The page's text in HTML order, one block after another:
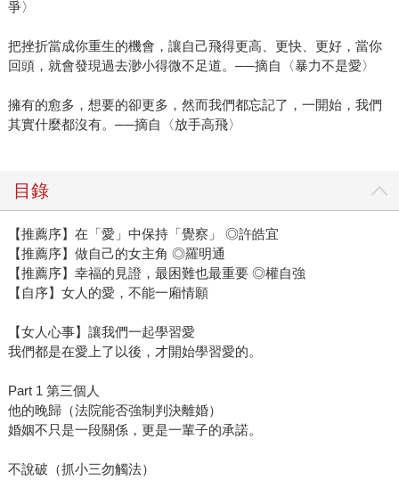
爭〉
把挫折當成你重生的機會，讓自己飛得更高、更快、更好，當你
回頭，就會發現過去渺小得微不足道。──摘自〈暴力不是愛〉
擁有的愈多，想要的卻更多，然而我們都忘記了，一開始，我們
其實什麼都沒有。──摘自〈放手高飛〉
目錄
【推薦序】在「愛」中保持「覺察」 ◎許皓宜
【推薦序】做自己的女主角 ◎羅明通
【推薦序】幸福的見證，最困難也最重要 ◎權自強
【自序】女人的愛，不能一廂情願
【女人心事】讓我們一起學習愛
我們都是在愛上了以後，才開始學習愛的。
Part 1 第三個人
他的晚歸（法院能否強制判決離婚）
婚姻不只是一段關係，更是一輩子的承諾。
不說破（抓小三勿觸法）